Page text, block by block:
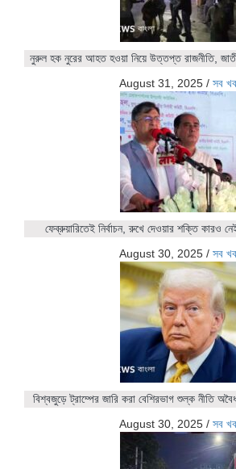
নুরুল হক নুরের আহত হওয়া নিয়ে উত্তপ্ত রাজনীতি,
August 31, 2025 / সব
ফেব্রুয়ারিতেই নির্বাচন, রুখে দেওয়ার শক্তি কারও
August 30, 2025 / সব
বিশ্বজুড়ে ট্রাম্পের জারি করা বেশিরভাগ শুল্ক নীতি
August 30, 2025 / সব